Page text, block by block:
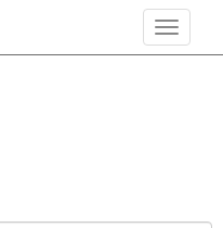
Toggle